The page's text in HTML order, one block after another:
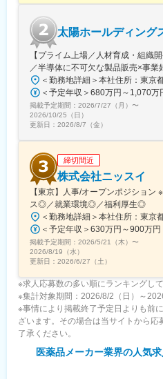
・グローバル展開：欧州・ア
・社会貢献度の高さ：生活習
に直結する製品を提供
・働きやすい環境：完全週休
ど福利厚生充実
・研修制度の充実：未経験者
・長期勤続率の高さ：社員の
成が可能
変更の範囲：会社の定める業務
太陽ホールディング
【プライム上場／人材育成・組織
／半導体に不可欠な製品販売×事業
掲載予定期間： 2026/7/27（月） 〜
2026/10/25（日）
更新日： 2026/8/7（金）
締切間近
株式会社ニッスイ
【東京】人事/オープンポジション
ス◎／就業環境◎／福利厚生◎
掲載予定期間： 2026/5/21（木） 〜
2026/8/19（水）
更新日： 2026/6/27（土）
※求人応募数の多い順にランキングし
※集計対象期間：2026/8/2（日）～
※事情により掲載終了予定日よりも前
ざいます。その場合は当サイトから
了承ください。
医薬品メーカー業界の人気